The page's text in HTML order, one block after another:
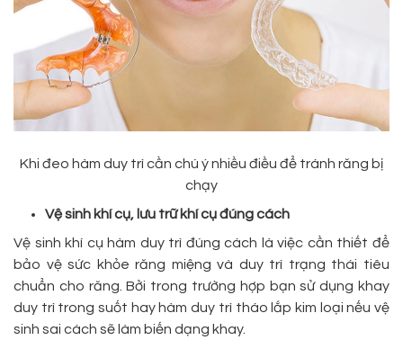
Khi đeo hàm duy trì cần chú ý nhiều điều để tránh răng bị
chạy
Vệ sinh khí cụ, lưu trữ khí cụ đúng cách
Vệ sinh khí cụ hàm duy trì đúng cách là việc cần thiết để
bảo vệ sức khỏe răng miệng và duy trì trạng thái tiêu
chuẩn cho răng. Bởi trong trường hợp bạn sử dụng khay
duy trì trong suốt hay hàm duy trì tháo lắp kim loại nếu vệ
sinh sai cách sẽ làm biến dạng khay.